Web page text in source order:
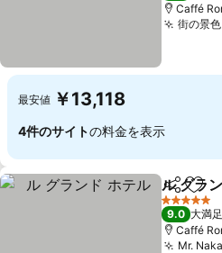
Caffé
街の景
最安値 ￥13,118
4件のサイトの料金を表示
シェアお
ル グラ
5 ホテルの
9.0 大満足
Caffé
Mr.